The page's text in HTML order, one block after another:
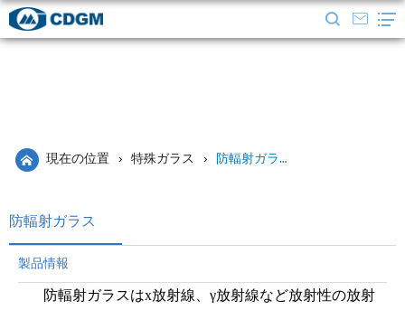
現在の位置 › 特殊ガラス › 防輻射ガラス
防輻射ガラス
製品情報
防輻射ガラスはx放射線、 γ放射線など放射性の放射